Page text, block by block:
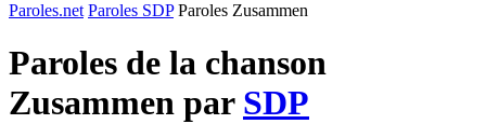
Paroles.net Paroles SDP Paroles Zusammen
Paroles de la chanson
Zusammen par SDP